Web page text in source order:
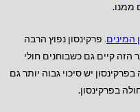
ממנו.
המינים. פרקינסון נפוץ הרבה
מאשר בנשים – פי 1.5, והפער הזה קיים גם כשבוחנים חולי
יש סיכוי גבוה יותר גם
בפרקינסון.